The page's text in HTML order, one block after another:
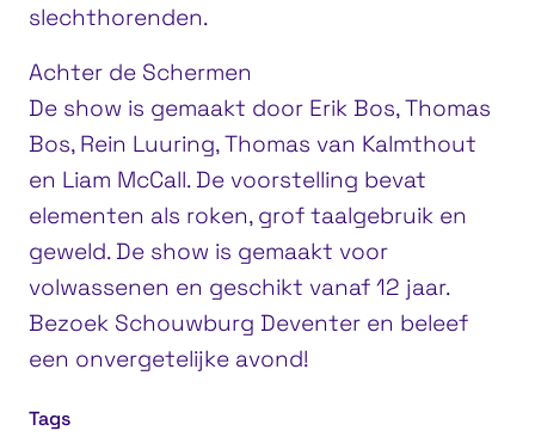
slechthorenden.
Achter de Schermen
De show is gemaakt door Erik Bos, Thomas
Bos, Rein Luuring, Thomas van Kalmthout
en Liam McCall. De voorstelling bevat
elementen als roken, grof taalgebruik en
geweld. De show is gemaakt voor
volwassenen en geschikt vanaf 12 jaar.
Bezoek Schouwburg Deventer en beleef
een onvergetelijke avond!
Tags